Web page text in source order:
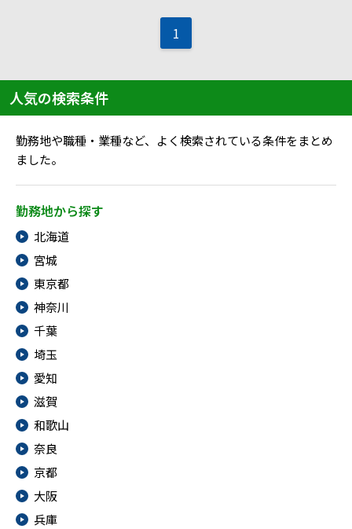
1
人気の検索条件
勤務地や職種・業種など、よく検索されている条件をまとめ
ました。
勤務地から探す
北海道
宮城
東京都
神奈川
千葉
埼玉
愛知
滋賀
和歌山
奈良
京都
大阪
兵庫